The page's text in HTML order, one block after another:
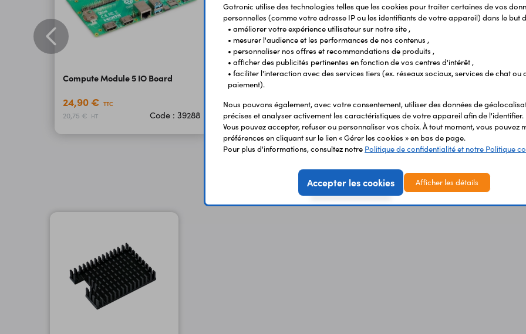
Compute Module 5 IO Board
24,90 € TTC
20,75 € HT Code : 39288
Boîtier pour CM5 IO Board
19,90 € TTC
16,58 € HT Code : 39289
Vous avez déja consulté
Gotronic utilise des technologies telles que les cookies pour traiter certaines de vos
personnelles (comme votre adresse IP ou les identifiants de votre appareil) dans le but
• améliorer votre expérience utilisateur sur notre site ,
• mesurer l'audience et les performances de nos contenus ,
• personnaliser nos offres et recommandations de produits ,
• afficher des publicités pertinentes en fonction de vos centres d'intérêt ,
• faciliter l'interaction avec des services tiers (ex. réseaux sociaux, services de chat ou
paiement).
Nous pouvons également, avec votre consentement, utiliser des données de
précises et analyser activement les caractéristiques de votre appareil afin de l'identifier.
Vous pouvez accepter, refuser ou personnaliser vos choix. À tout moment, vous pouvez
préférences en cliquant sur le lien « Gérer les cookies » en bas de page.
Pour plus d'informations, consultez notre Politique de confidentialité et notre Politique
Accepter les cookies Afficher les détails